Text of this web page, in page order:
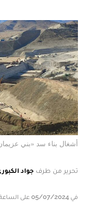
أشغال بناء سد «بني
تحرير من طرف جواد